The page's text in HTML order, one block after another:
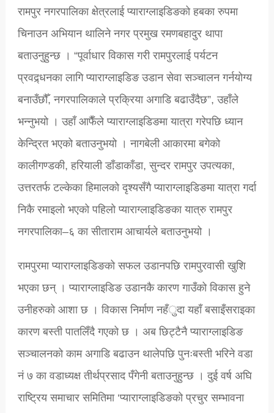
रामपुर नगरपालिका क्षेत्रलाई प्याराग्लाइडिङको हबका रुपमा
चिनाउन अभियान थालिने नगर प्रमुख रमणबहादुर थापा
बताउनुहुन्छ । “पूर्वाधार विकास गरी रामपुरलाई पर्यटन
प्रवद्र्धनका लागि प्याराग्लाइडिङ उडान सेवा सञ्चालन गर्नयोग्य
बनाउँछौँ, नगरपालिकाले प्रक्रिया अगाडि बढाउँदैछ”, उहाँले
भन्नुभयो । उहाँ आफैँले प्याराग्लाइडिङमा यात्रा गरेपछि ध्यान
केन्द्रित भएको बताउनुभयो । नागबेली आकारमा बगेको
कालीगण्डकी, हरियाली डाँडाकाँडा, सुन्दर रामपुर उपत्यका,
उत्तरतर्फ टल्केका हिमालको दृश्यसँगै प्याराग्लाइडिङमा यात्रा गर्दा
निकै रमाइलो भएको पहिलो प्याराग्लाइडिङका यात्रु रामपुर
नगरपालिका–६ का सीताराम आचार्यले बताउनुभयो ।
रामपुरमा प्याराग्लाइडिङको सफल उडानपछि रामपुरवासी खुशि
भएका छन् । प्याराग्लाइडिङ उडानकै कारण गाउँको विकास हुने
उनीहरुको आशा छ । विकास निर्माण नहँुदा यहाँ बसाइँसराइका
कारण बस्ती पातलिँदै गएको छ । अब छिट्टैनै प्याराग्लाइडिङ
सञ्चालनको काम अगाडि बढाउन थालेपछि पुनःबस्ती भरिने वडा
नं ७ का वडाध्यक्ष तीर्थप्रसाद पँगेनी बताउनुहुन्छ । दुई वर्ष अघि
राष्ट्रिय समाचार समितिमा ‘प्याराग्लाइडिङको प्रचुर सम्भावना